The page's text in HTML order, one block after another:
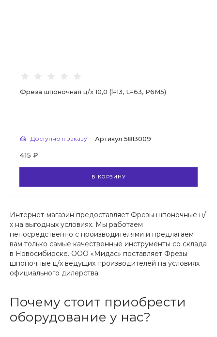
Фреза шпоночная ц/х 10,0 (l=13, L=63, Р6М5)
Доступно к заказу Артикул 5813009
415 ₽
В КОРЗИНУ
Интернет-магазин предоставляет Фрезы шпоночные ц/
х на выгодных условиях. Мы работаем
непосредственно с производителями и предлагаем
вам только самые качественные инструменты со склада
в Новосибирске. ООО «Мидас» поставляет Фрезы
шпоночные ц/х ведущих производителей на условиях
официального дилерства.
Почему стоит приобрести
оборудование у нас?